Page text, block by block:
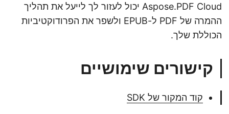
Aspose.PDF Cloud יכול לעזור לך לייעל את תהליך
ההמרה של PDF ל-EPUB ולשפר את הפרודוקטיביות
הכוללת שלך.
קישורים שימושיים
קוד המקור של SDK